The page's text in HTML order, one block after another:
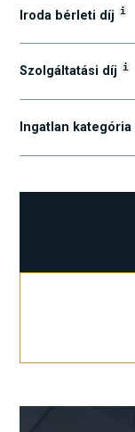
Iroda bérleti díj i
Szolgáltatási díj i
Ingatlan kategória